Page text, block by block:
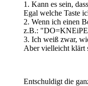
1. Kann es sein,
Egal welche Taste
2. Wenn ich einen
z.B.:
3. Ich weiß zwar,
Aber vielleicht klärt
Entschuldigt die